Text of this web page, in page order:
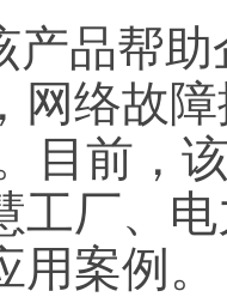
产品帮
网络故
目前，
工厂、
案例。